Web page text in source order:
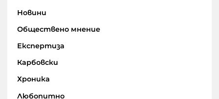
Новини
Обществено мнение
Експертиза
Карбовски
Хроника
Любопитно